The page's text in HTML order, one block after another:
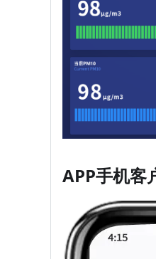
APP手机客